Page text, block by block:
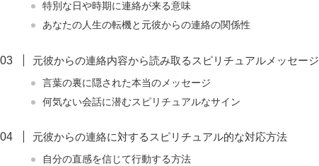
特別な日や時期に連絡が来る意味
あなたの人生の転機と元彼からの連絡の関係性
元彼からの連絡内容から読み取るスピリチュアルメッセージ
言葉の裏に隠された本当のメッセージ
何気ない会話に潜むスピリチュアルなサイン
元彼からの連絡に対するスピリチュアル的な対応方法
自分の直感を信じて行動する方法